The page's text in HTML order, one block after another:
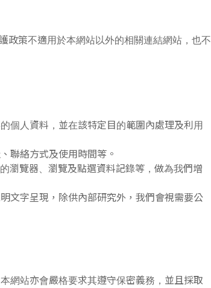
政策不適用於本網站以外的相關連結網站，也不
個人資料，並在該特定目的範圍內處理及利用
聯絡方式及使用時間等。
瀏覽器、瀏覽及點選資料記錄等，做為我們增
文字呈現，除供內部研究外，我們會視需要公
網站亦會嚴格要求其遵守保密義務，並且採取